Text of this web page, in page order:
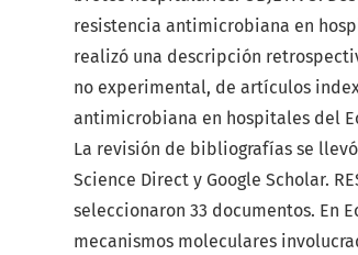
resistencia antimicrobiana en
realizó una descripción
no experimental, de artículos
antimicrobiana en hospitales del
La revisión de bibliografías se
Science Direct y Google Scholar.
seleccionaron 33 documentos. En
mecanismos moleculares